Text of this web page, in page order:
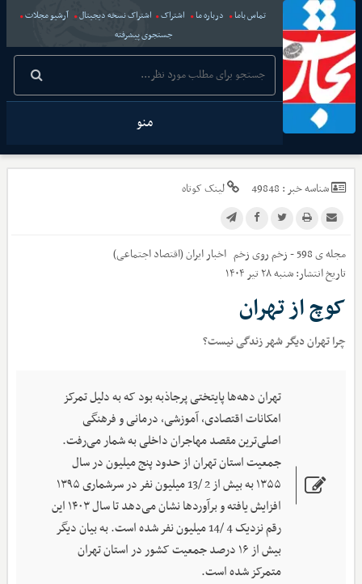
تماس باما درباره ما اشتراک اشتراک نسخه دیجیتال
آرشیو مجلات
جستجوی پیشرفته
منو
شناسه خبر : 49848 لینک کوتاه
مجله ی 598 - زخم روی زخم اخبارایران (اقتصاد اجتماعی)
تاریخ انتشار:شنبه ۲۸ تیر ۱۴۰۴
کوچ از تهران
چرا تهران دیگر شهر زندگی نیست؟
تهران دهه‌ها پایتختی پرجاذبه بود که به دلیل تمرکز
امکانات اقتصادی، آموزشی، درمانی و فرهنگی
اصلی‌ترین مقصد مهاجران داخلی به شمار می‌رفت.
جمعیت استان تهران از حدود پنج میلیون در سال
۱۳۵۵ به بیش از 2 /13 میلیون نفر در سرشماری ۱۳۹۵
افزایش یافته و برآوردها نشان می‌دهد تا سال ۱۴۰۳ این
رقم نزدیک 4 /14 میلیون نفر شده است. به بیان دیگر
بیش از ۱۶ درصد جمعیت کشور در استان تهران
متمرکز شده است.